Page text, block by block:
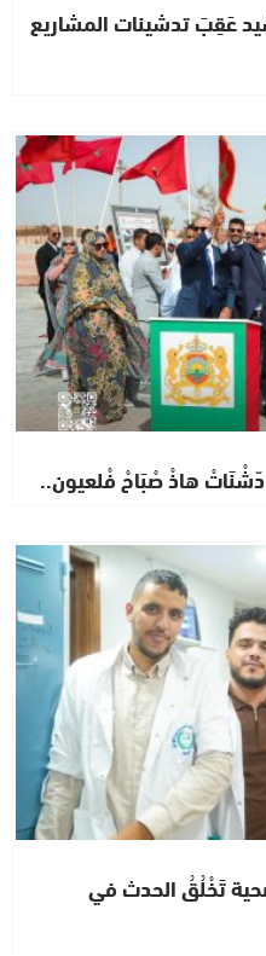
عَقِبَ تدشينات المشاريع
هاذْ صْبَاحْ فْلعيون..
تَخْلُقُ الحدث في